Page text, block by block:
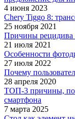
4 июня 2023
Chery Tiggo 8:
25 ноября 2021
Причины рецидива
21 июля 2021
Особенности
27 июля 2022
Почему
28 апреля 2020
ТОП-3 причины,
смартфона
7 марта 2025